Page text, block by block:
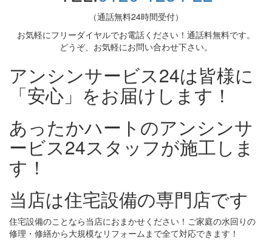
（通話無料24時間受付）
お気軽にフリーダイヤルでお電話ください！通話料無料です。
どうぞ、お気軽にお問い合わせ下さい。
アンシンサービス24は皆様に
「安心」をお届けします！
あったかハートのアンシンサ
ービス24スタッフが施工しま
す！
当店は住宅設備の専門店です
住宅設備のことなら当店におまかせください！ご家庭の水回りの
修理・修繕から大規模なリフォームまで全て対応できます！